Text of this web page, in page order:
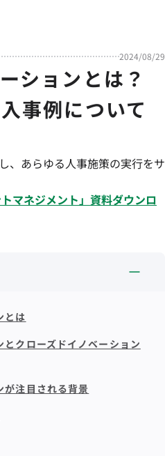
2024/08/29
ションとは？
事例について
、あらゆる人事施策の実行をサ
マネジメント」資料ダウンロ
とは
クローズドイノベーション
が注目される背景